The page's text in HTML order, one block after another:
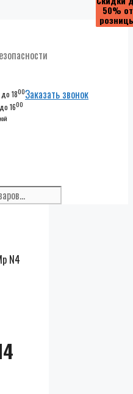
до 1800
до 1600
Заказать звонок
N4
50% от
50% от
50% от
50% от